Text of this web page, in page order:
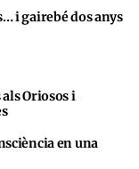
i gairebé dos anys
Oriosos i
en una